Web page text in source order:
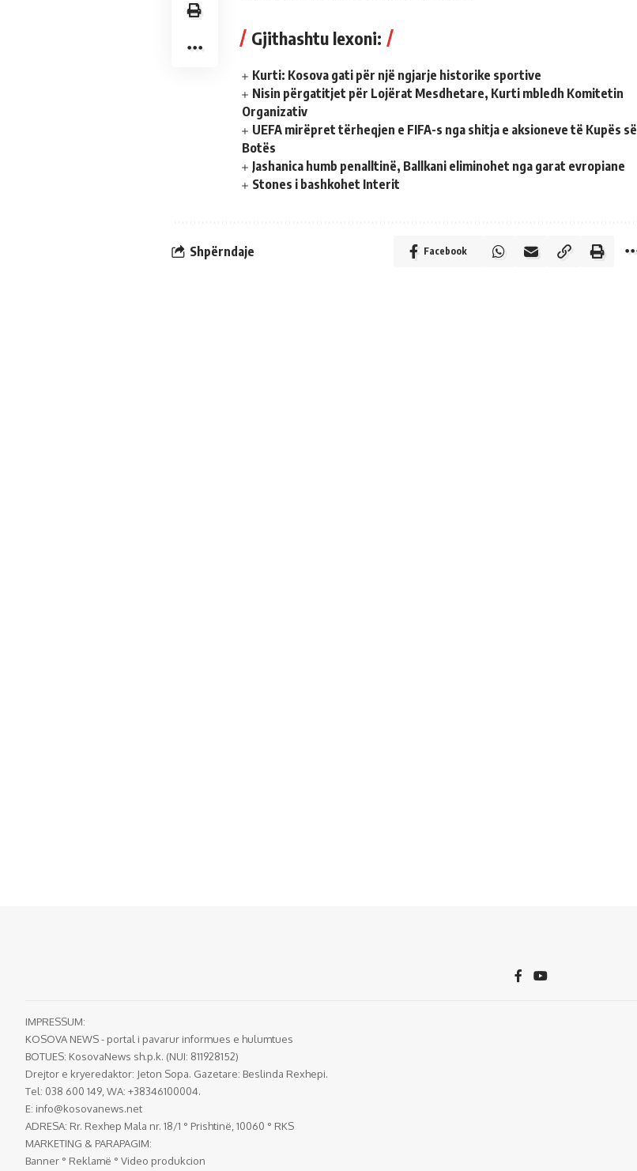
Gjithashtu lexoni:
Kurti: Kosova gati për një ngjarje historike sportive
Nisin përgatitjet për Lojërat Mesdhetare, Kurti mbledh Komitetin
Organizativ
UEFA mirëpret tërheqjen e FIFA-s nga shitja e aksioneve të Kupës së
Botës
Jashanica humb penalltinë, Ballkani eliminohet nga garat evropiane
Stones i bashkohet Interit
Shpërndaje Facebook
IMPRESSUM:
KOSOVA NEWS - portal i pavarur informues e hulumtues
BOTUES: KosovaNews sh.p.k. (NUI: 811928152)
Drejtor e kryeredaktor: Jeton Sopa. Gazetare: Beslinda Rexhepi.
Tel: 038 600 149, WA: +38346100004.
E: info@kosovanews.net
ADRESA: Rr. Rexhep Mala nr. 18/1 ° Prishtinë, 10060 ° RKS
MARKETING & PARAPAGIM:
Banner ° Reklamë ° Video produkcion